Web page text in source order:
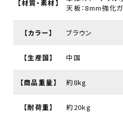
【材質・素材】
天板：8mm強化
【カラー】 ブラウン
【生産国】 中国
【商品重量】 約8kg
【耐荷重】 約20kg